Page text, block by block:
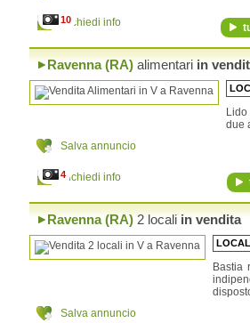
10
Richiedi info
Ravenna (RA) alimentari in
due
4
Salva annuncio
Richiedi info
Ravenna (RA) 2 locali in vendita
Bastia
Salva annuncio